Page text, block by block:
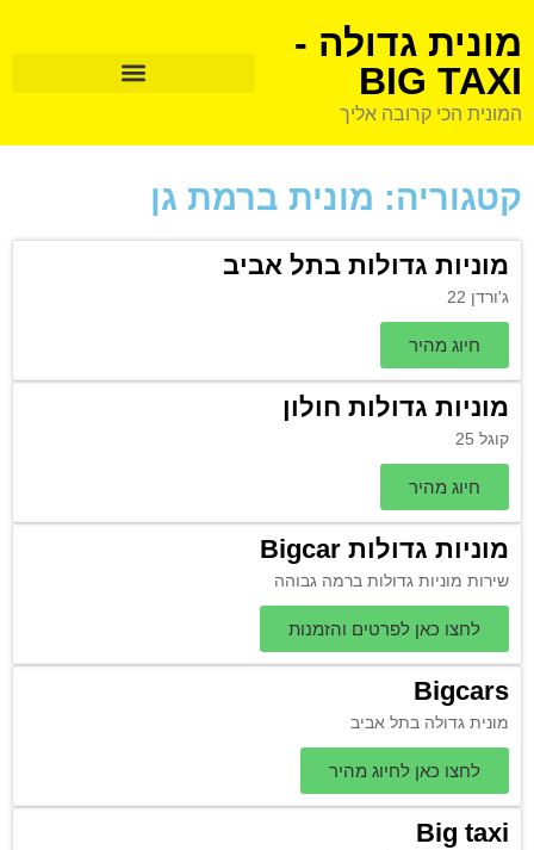
מונית גדולה -
BIG TAXI
המונית הכי קרובה אליך
קטגוריה: מונית ברמת גן
מוניות גדולות בתל אביב
ג'ורדן 22
חיוג מהיר
מוניות גדולות חולון
קוגל 25
חיוג מהיר
מוניות גדולות Bigcar
שירות מוניות גדולות ברמה גבוהה
לחצו כאן לפרטים והזמנות
Bigcars
מונית גדולה בתל אביב
לחצו כאן לחיוג מהיר
Big taxi